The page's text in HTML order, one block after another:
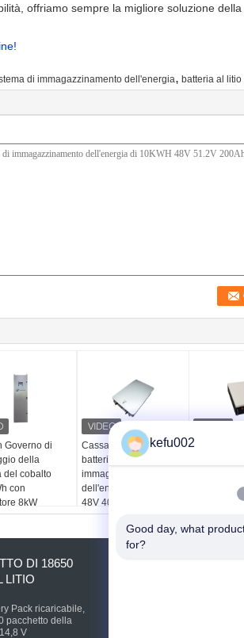
offriamo sempre la migliore soluzione
di immagazzinamento dell'energia, batteria al litio
Governo di
della
del cobalto
con
8kW
Cassa del metallo della
batteria al litio ESS di
immagazzinamento
dell'energia di 10KWH
48V 400V LPF
sistema
7kwh con
DI 18650
LITIO
Pack ricaricabile,
pacchetto della
V
kefu002
Good day, what
for?